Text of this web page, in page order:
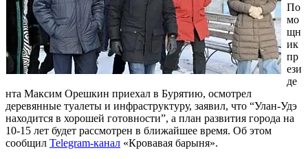
По
мо
щн
ик
пр
ези
де
нта Максим Орешкин приехал в Бурятию, осмотрел
деревянные туалеты и инфраструктуру, заявил, что “Улан-Удэ
находится в хорошей готовности”, а план развития города на
10-15 лет будет рассмотрен в ближайшее время. Об этом
сообщил Telegram-канал «Кровавая барыня».